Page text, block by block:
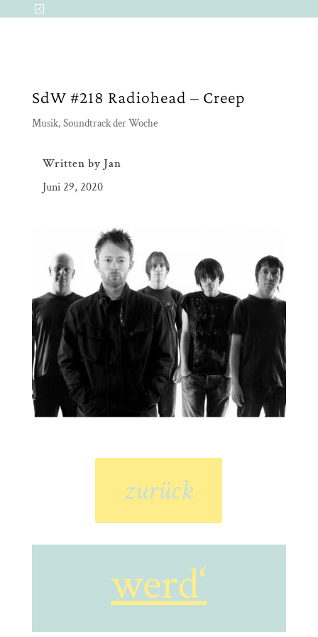
SdW #218 Radiohead – Creep
Musik, Soundtrack der Woche
Written by Jan
Juni 29, 2020
zurück
werd‘